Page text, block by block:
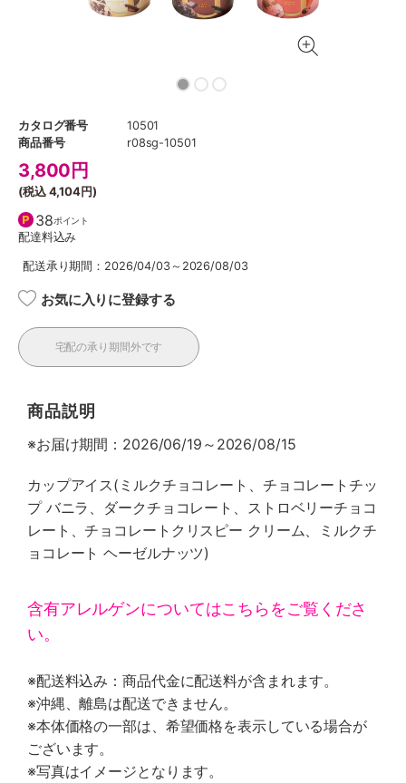
カタログ番号
10501
商品番号
r08sg-10501
3,800 円
(税込4,104円)
38ポイント
配達料込み
配送承り期間：2026/04/03～2026/08/03
お気に入りに登録する
宅配の承り期間外です
商品説明
※お届け期間：2026/06/19～2026/08/15
カップアイス(ミルクチョコレート、チョコレートチッ
プ バニラ、ダークチョコレート、ストロベリーチョコ
レート、チョコレートクリスピー クリーム、ミルクチ
ョコレート ヘーゼルナッツ)
含有アレルゲンについてはこちらをご覧くださ
い。
※配送料込み：商品代金に配送料が含まれます。
※沖縄、離島は配送できません。
※本体価格の一部は、希望価格を表示している場合が
ございます。
※写真はイメージとなります。